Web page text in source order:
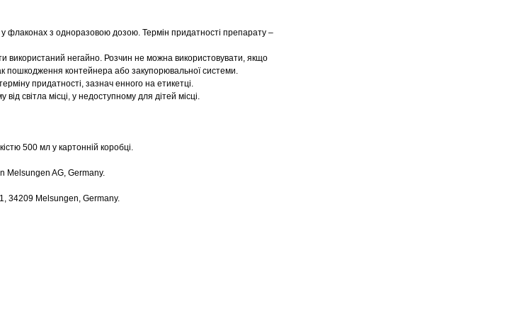
флаконах з одноразовою дозою. Термін придатності препарату –
використаний негайно. Розчин не можна використовувати, якщо
пошкодження контейнера або закупорювальної системи.
придатності, зазнач енного на етикетці.
світла місці, у недоступному для дітей місці.
500 мл у картонній коробці.
Melsungen AG, Germany.
34209 Melsungen, Germany.